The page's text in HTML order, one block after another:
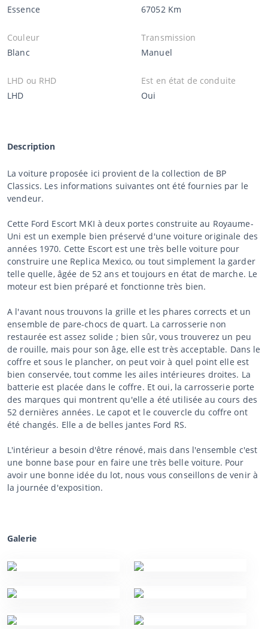
Essence
67052 Km
Couleur
Blanc
Transmission
Manuel
LHD ou RHD
LHD
Est en état de conduite
Oui
Description
La voiture proposée ici provient de la collection de BP
Classics. Les informations suivantes ont été fournies par le
vendeur.
Cette Ford Escort MKI à deux portes construite au Royaume-
Uni est un exemple bien préservé d'une voiture originale des
années 1970. Cette Escort est une très belle voiture pour
construire une Replica Mexico, ou tout simplement la garder
telle quelle, âgée de 52 ans et toujours en état de marche. Le
moteur est bien préparé et fonctionne très bien.
A l'avant nous trouvons la grille et les phares corrects et un
ensemble de pare-chocs de quart. La carrosserie non
restaurée est assez solide ; bien sûr, vous trouverez un peu
de rouille, mais pour son âge, elle est très acceptable. Dans le
coffre et sous le plancher, on peut voir à quel point elle est
bien conservée, tout comme les ailes intérieures droites. La
batterie est placée dans le coffre. Et oui, la carrosserie porte
des marques qui montrent qu'elle a été utilisée au cours des
52 dernières années. Le capot et le couvercle du coffre ont
été changés. Elle a de belles jantes Ford RS.
L'intérieur a besoin d'être rénové, mais dans l'ensemble c'est
une bonne base pour en faire une très belle voiture. Pour
avoir une bonne idée du lot, nous vous conseillons de venir à
la journée d'exposition.
Galerie